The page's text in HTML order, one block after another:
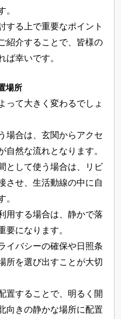
。
する上で重要なポイント
紹介することで、皆様の
ば幸いです。
場所
って大きく変わるでしょ
場合は、玄関からアクセ
自然な流れとなります。
として使う場合は、リビ
させ、生活動線の中に自
。
用する場合は、静かで落
要になります。
イバシーの確保や日照条
所を選び出すことが大切
置することで、明るく開
向きの静かな場所に配置